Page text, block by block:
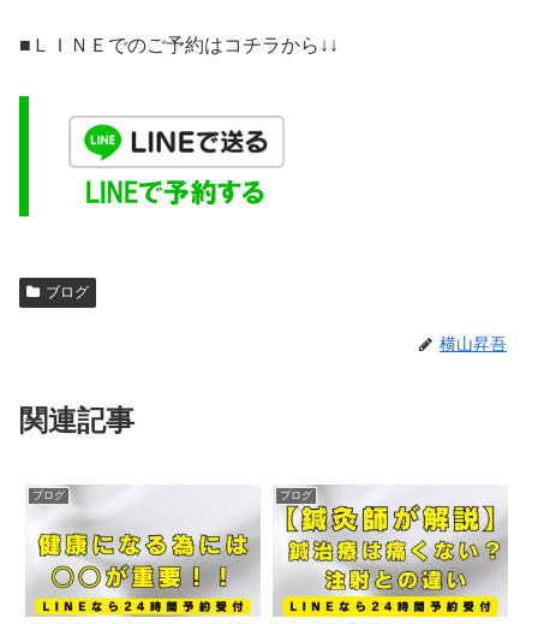
■ＬＩＮＥでのご予約はコチラから↓↓
ブログ
横山昇吾
関連記事
ブログ ブログ